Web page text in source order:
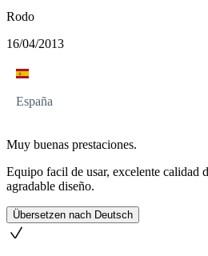
Rodo
16/04/2013
España
Muy buenas prestaciones.
Equipo facil de usar, excelente calidad
agradable diseño.
Übersetzen nach Deutsch